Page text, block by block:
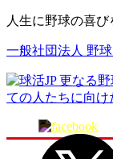
人生に野球の喜び
一般社団法人 野